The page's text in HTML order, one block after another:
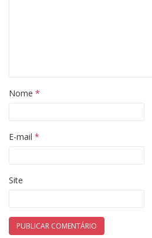
Nome *
E-mail *
Site